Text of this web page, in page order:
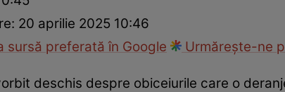
20 aprilie 2025 10:46
sursă preferată în Google
Urmărește-ne
deschis despre obiceiurile care o